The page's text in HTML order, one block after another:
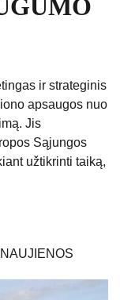
ir strateginis
apsaugos nuo
Jis
Sąjungos
užtikrinti taiką,